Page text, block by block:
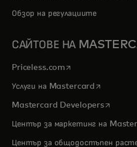
Обзор на регулациите
САЙТОВЕ НА
Priceless.com opens in a new tab
Услуги на Mastercard opens in a
Mastercard Developersopens
Център за маркетинг на
Център за общодостъпен